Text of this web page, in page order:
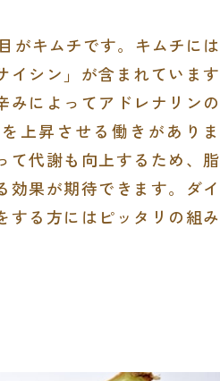
がキムチです。キムチには
イシン」が含まれています
みによってアドレナリンの
上昇させる働きがありま
て代謝も向上するため、脂
効果が期待できます。ダイ
する方にはピッタリの組み